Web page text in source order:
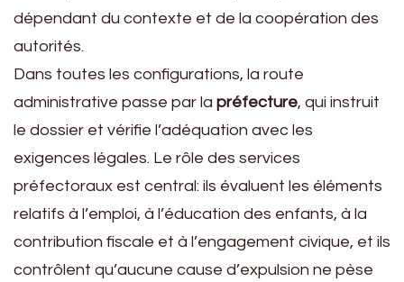
dépendant du contexte et de la coopération des
autorités.
Dans toutes les configurations, la route
administrative passe par la préfecture, qui instruit
le dossier et vérifie l’adéquation avec les
exigences légales. Le rôle des services
préfectoraux est central: ils évaluent les éléments
relatifs à l’emploi, à l’éducation des enfants, à la
contribution fiscale et à l’engagement civique, et ils
contrôlent qu’aucune cause d’expulsion ne pèse